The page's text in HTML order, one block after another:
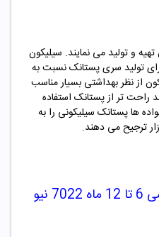
و تولید می نمایند. سیلیکون
تولید سری پستانک نسبت به
از نظر بهداشتی بسیار مناسب
راحت تر از پستانک استفاده
ها پستانک سیلیکونی را به
ترجیح می دهند.
پستانک ارتودنسی 6 تا 12 ماه 7022 نیو